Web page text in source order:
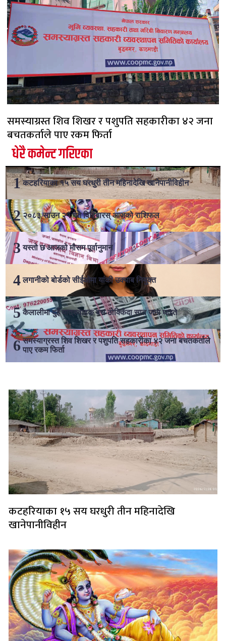
समस्याग्रस्त शिव शिखर र पशुपति सहकारीका ४२ जना
बचतकर्ताले पाए रकम फिर्ता
धेरै कमेन्ट गरिएका
कटहरियाका १५ सय घरधुरी तीन महिनादेखि खानेपानीविहीन
२०८३ साउन २१ गते विहिबारस् आजको राशिफल
यस्तो छ आजको मौसम पूर्वानुमान
लगानीको बोर्डको सीईओमा यांकी उक्याब नियुक्त
कैलालीमा दुई यात्रुवाहक बस ठोक्किँदा सात जना घाइते
समस्याग्रस्त शिव शिखर र पशुपति सहकारीका ४२ जना बचतकर्ताले
पाए रकम फिर्ता
कटहरियाका १५ सय घरधुरी तीन महिनादेखि
खानेपानीविहीन